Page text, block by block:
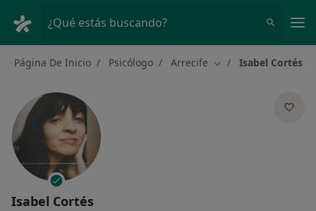
¿Qué estás buscando?
Página De Inicio Psicólogo Arrecife Cambiar de ciudad
Isabel Cortés
Isabel Cortés